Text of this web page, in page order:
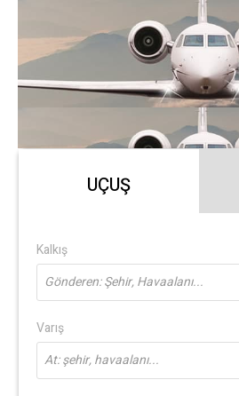
UÇUŞ
Kalkış
Gönderen: Şehir, Havaalanı...
Varış
At: şehir, havaalanı...